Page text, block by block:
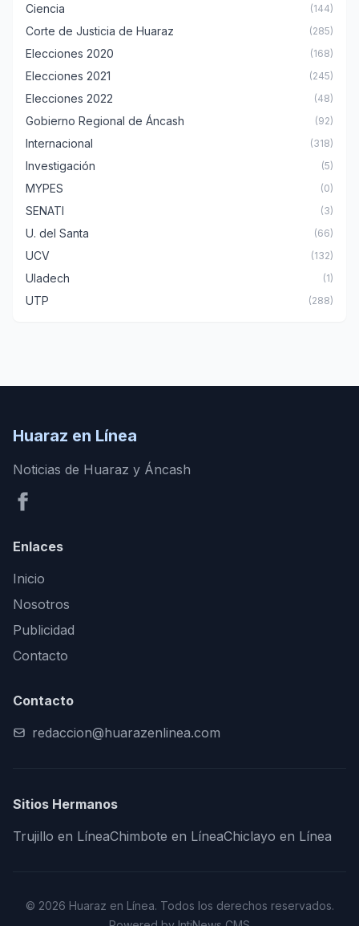
Ciencia (144)
Corte de Justicia de Huaraz (285)
Elecciones 2020 (168)
Elecciones 2021 (245)
Elecciones 2022 (48)
Gobierno Regional de Áncash (92)
Internacional (318)
Investigación (5)
MYPES (0)
SENATI (3)
U. del Santa (66)
UCV (132)
Uladech (1)
UTP (288)
Huaraz en Línea
Noticias de Huaraz y Áncash
Enlaces
Inicio
Nosotros
Publicidad
Contacto
Contacto
redaccion@huarazenlinea.com
Sitios Hermanos
Trujillo en LíneaChimbote en LíneaChiclayo en Línea
© 2026 Huaraz en Línea. Todos los derechos reservados.